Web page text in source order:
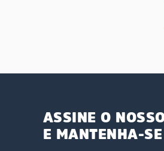
ASSINE O
E MANTENHA-